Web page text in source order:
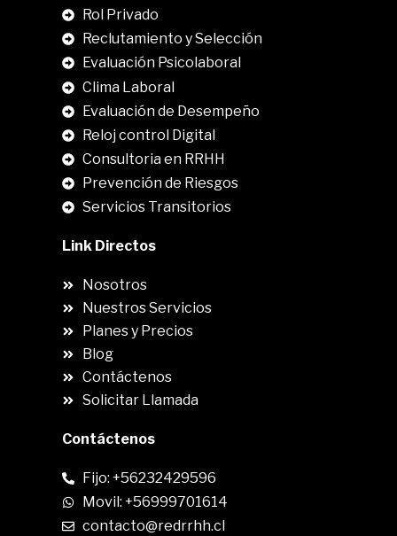
Rol Privado
Reclutamiento y Selección
Evaluación Psicolaboral
Clima Laboral
Evaluación de Desempeño
Reloj control Digital
Consultoria en RRHH
Prevención de Riesgos
Servicios Transitorios
Link Directos
Nosotros
Nuestros Servicios
Planes y Precios
Blog
Contáctenos
Solicitar Llamada
Contáctenos
Fijo: +56232429596
Movil: +56999701614
contacto@redrrhh.cl